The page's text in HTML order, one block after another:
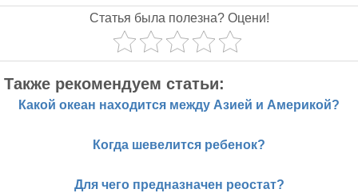
Статья была полезна? Оцени!
Также рекомендуем статьи:
Какой океан находится между Азией и Америкой?
Когда шевелится ребенок?
Для чего предназначен реостат?